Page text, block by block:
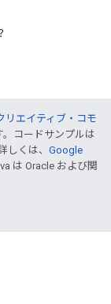
リエイティブ・コモ
コードサンプルは
しくは、 Google
は Oracle および関